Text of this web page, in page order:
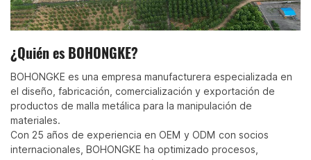
¿Quién es BOHONGKE?
BOHONGKE es una empresa manufacturera especializada en
el diseño, fabricación, comercialización y exportación de
productos de malla metálica para la manipulación de
materiales.
Con 25 años de experiencia en OEM y ODM con socios
internacionales, BOHONGKE ha optimizado procesos,